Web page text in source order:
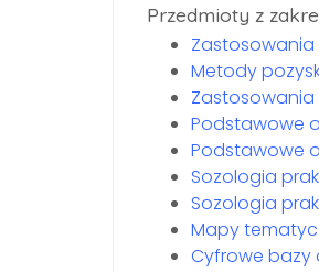
Przedmioty z
Metody
Podstawowe
Podstawowe
Sozologia
Sozologia
Mapy
Cyfrowe bazy